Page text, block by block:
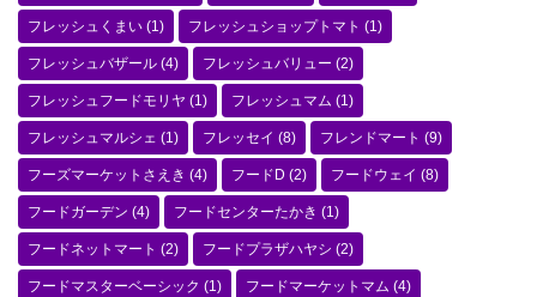
フレッシュくまい (1) フレッシュショップトマト (1)
フレッシュバザール (4) フレッシュバリュー (2)
フレッシュフードモリヤ (1) フレッシュマム (1)
フレッシュマルシェ (1) フレッセイ (8) フレンドマート (9)
フーズマーケットさえき (4) フードD (2) フードウェイ (8)
フードガーデン (4) フードセンターたかき (1)
フードネットマート (2) フードプラザハヤシ (2)
フードマスターベーシック (1) フードマーケットマム (4)